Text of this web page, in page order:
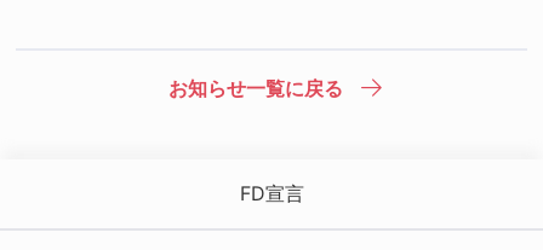
お知らせ一覧に戻る
FD宣言